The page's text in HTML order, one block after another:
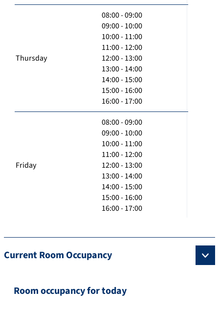
Thursday
08:00 - 09:00
09:00 - 10:00
10:00 - 11:00
11:00 - 12:00
12:00 - 13:00
13:00 - 14:00
14:00 - 15:00
15:00 - 16:00
16:00 - 17:00
Friday
08:00 - 09:00
09:00 - 10:00
10:00 - 11:00
11:00 - 12:00
12:00 - 13:00
13:00 - 14:00
14:00 - 15:00
15:00 - 16:00
16:00 - 17:00
Current Room Occupancy
Room occupancy for today